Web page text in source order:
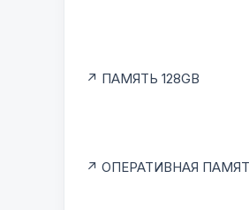
↗️ ПАМЯТЬ 128GB
↗️ ОПЕРАТИВНАЯ